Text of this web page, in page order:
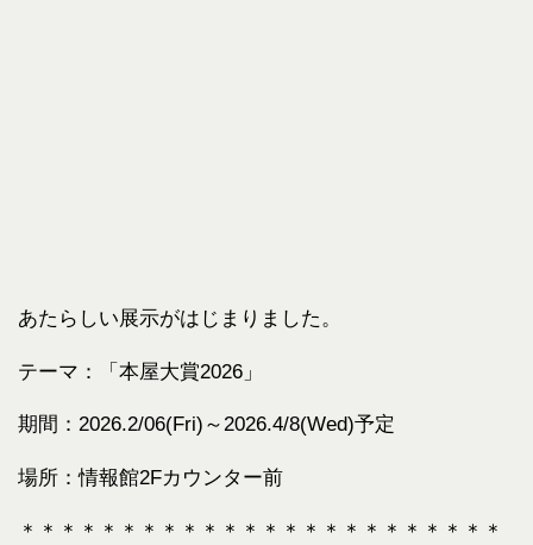
あたらしい展示がはじまりました。
テーマ：「本屋大賞2026」
期間：2026.2/06(Fri)～2026.4/8(Wed)予定
場所：情報館2Fカウンター前
＊＊＊＊＊＊＊＊＊＊＊＊＊＊＊＊＊＊＊＊＊＊＊＊